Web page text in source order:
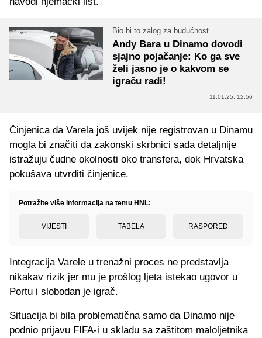
Bio bi to zalog za budućnost
Andy Bara u Dinamo dovodi
sjajno pojačanje: Ko ga sve
želi jasno je o kakvom se
igraču radi!
11.01.25. 12:56
Činjenica da Varela još uvijek nije registrovan u Dinamu
mogla bi značiti da zakonski skrbnici sada detaljnije
istražuju čudne okolnosti oko transfera, dok Hrvatska
pokušava utvrditi činjenice.
Potražite više informacija na temu HNL:
VIJESTI TABELA RASPORED
Integracija Varele u trenažni proces ne predstavlja
nikakav rizik jer mu je prošlog ljeta istekao ugovor u
Portu i slobodan je igrač.
Situacija bi bila problematična samo da Dinamo nije
podnio prijavu FIFA-i u skladu sa zaštitom maloljetnika